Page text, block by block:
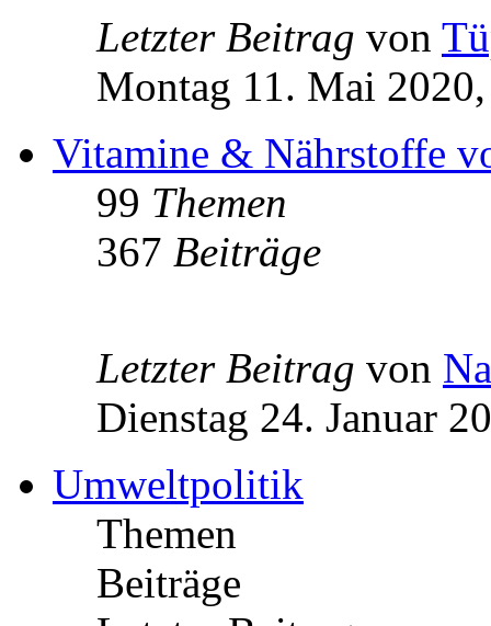
Letzter Beitrag von
Montag 11. Mai
Vitamine & Nährstoffe
99 Themen
367 Beiträge
Letzter Beitrag von
Dienstag 24. Januar
Umweltpolitik
Themen
Beiträge